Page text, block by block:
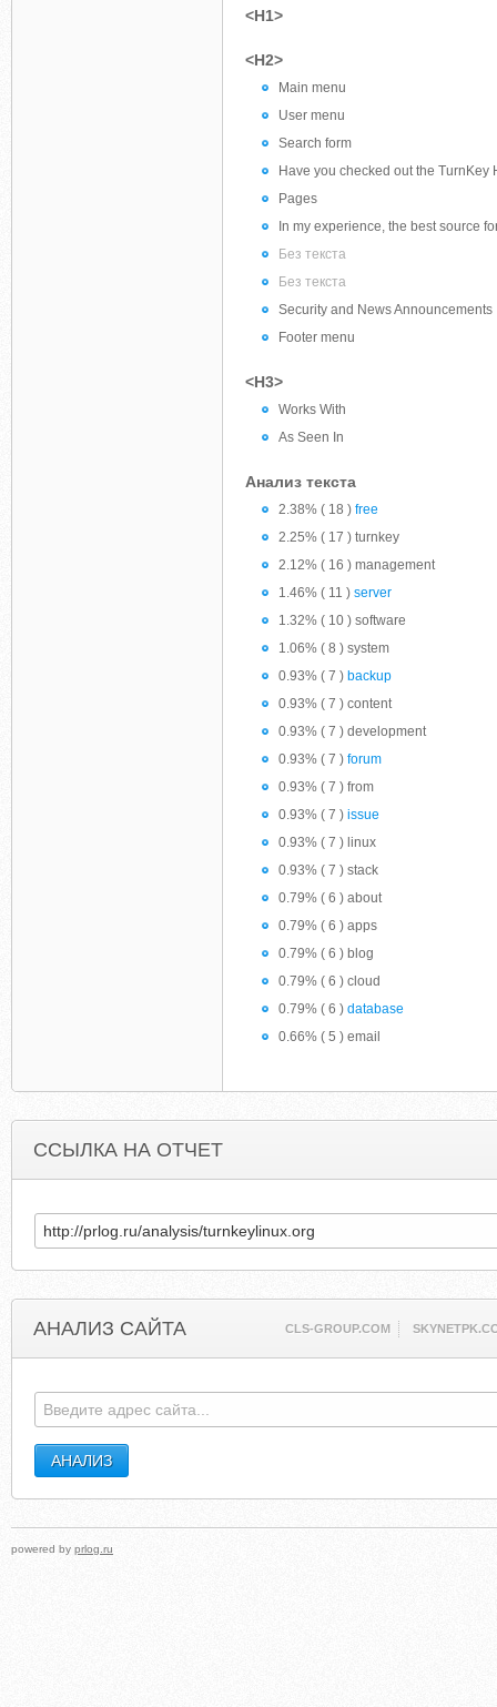
<H1>
<H2>
Main menu
User menu
Search form
Have you checked out the TurnKey
Pages
In my experience, the best source
Без текста
Без текста
Security and News Announcements
Footer menu
<H3>
Works With
As Seen In
Анализ текста
2.38% ( 18 ) free
2.25% ( 17 ) turnkey
2.12% ( 16 ) management
1.46% ( 11 ) server
1.32% ( 10 ) software
1.06% ( 8 ) system
0.93% ( 7 ) backup
0.93% ( 7 ) content
0.93% ( 7 ) development
0.93% ( 7 ) forum
0.93% ( 7 ) from
0.93% ( 7 ) issue
0.93% ( 7 ) linux
0.93% ( 7 ) stack
0.79% ( 6 ) about
0.79% ( 6 ) apps
0.79% ( 6 ) blog
0.79% ( 6 ) cloud
0.79% ( 6 ) database
0.66% ( 5 ) email
ССЫЛКА НА ОТЧЕТ
АНАЛИЗ САЙТА CLS-GROUP.COM
powered by prlog.ru